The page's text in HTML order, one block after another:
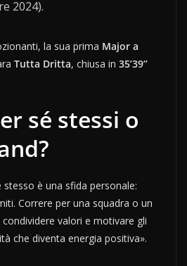
2024).
la sua prima Major a
Tutta Dritta, chiusa in 35’39’’
sé stessi o
è una sfida personale:
Correre per una squadra o un
valori e motivare gli
che diventa energia positiva».